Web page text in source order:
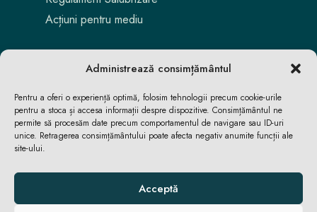
Administrează consimțământul
Pentru a oferi o experiență optimă, folosim tehnologii precum cookie-urile
pentru a stoca și accesa informații despre dispozitive. Consimțământul ne
permite să procesăm date precum comportamentul de navigare sau ID-uri
unice. Retragerea consimțământului poate afecta negativ anumite funcții ale
site-ului.
Acceptă
Acțiuni pentru mediu